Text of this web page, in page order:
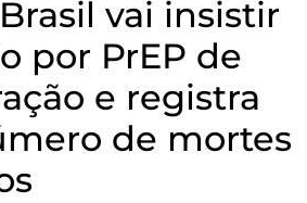
vai insistir
por PrEP de
e registra
de mortes